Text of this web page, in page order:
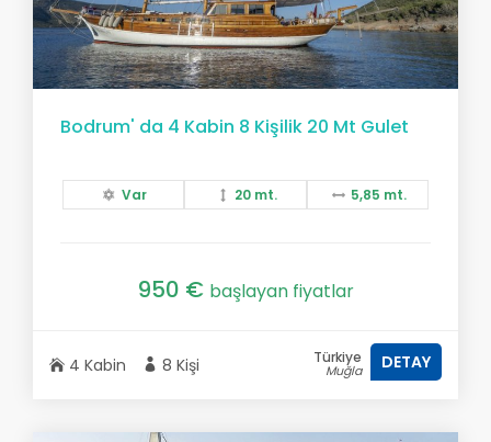
Bodrum' da 4 Kabin 8 Kişilik 20 Mt Gulet
Var 20 mt. 5,85 mt.
950 € başlayan fiyatlar
4 Kabin 8 Kişi Türkiye
Muğla DETAY